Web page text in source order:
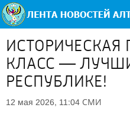
ИСТОРИЧЕСКАЯ
КЛАСС —
РЕСПУБЛИКЕ!
12 мая 2026, 11:04 СМИ